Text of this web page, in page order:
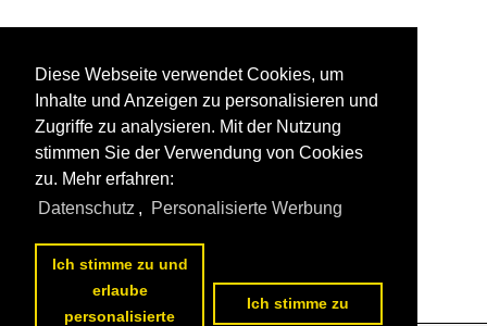
Diese Webseite verwendet Cookies, um
Inhalte und Anzeigen zu personalisieren und
Zugriffe zu analysieren. Mit der Nutzung
stimmen Sie der Verwendung von Cookies
zu. Mehr erfahren:
Datenschutz , Personalisierte Werbung
Ich stimme zu und
erlaube
personalisierte
Ich stimme zu